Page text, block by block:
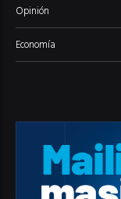
Opinión
Economía